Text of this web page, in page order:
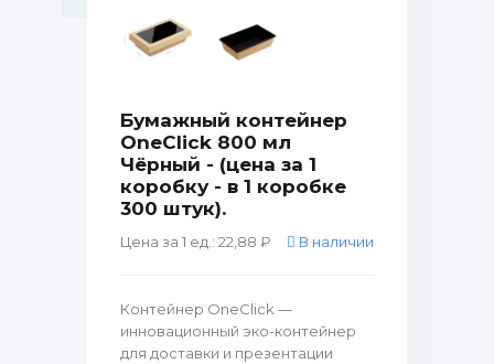
Бумажный контейнер
OneClick 800 мл
Чёрный - (цена за 1
коробку - в 1 коробке
300 штук).
Цена за 1 ед.: 22,88 ₽ В наличии
Контейнер OneClick —
инновационный эко-контейнер
для доставки и презентации